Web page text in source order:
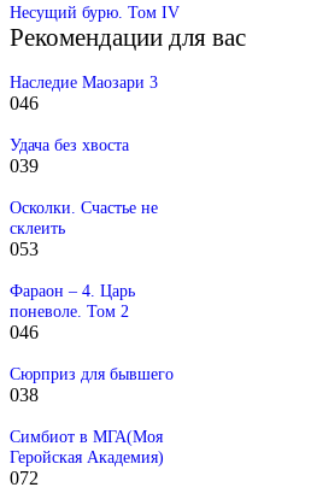
Несущий бурю. Том IV
Рекомендации для вас
Наследие Маозари 3
046
Удача без хвоста
039
Осколки. Счастье не
склеить
053
Фараон – 4. Царь
поневоле. Том 2
046
Сюрприз для бывшего
038
Симбиот в МГА(Моя
Геройская Академия)
072